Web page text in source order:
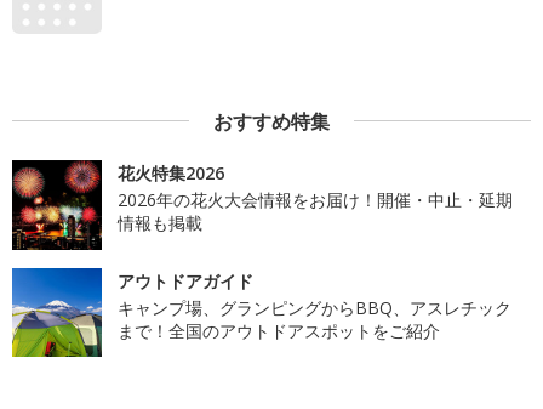
おすすめ特集
花火特集2026
2026年の花火大会情報をお届け！開催・中止・延期
情報も掲載
アウトドアガイド
キャンプ場、グランピングからBBQ、アスレチック
まで！全国のアウトドアスポットをご紹介